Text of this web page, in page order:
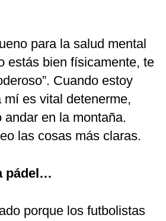
para la salud mental
estás bien físicamente, te
Cuando estoy
mí es vital detenerme,
andar en la montaña.
las cosas más claras.
pádel…
porque los futbolistas